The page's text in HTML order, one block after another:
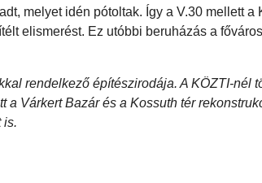
melyet idén pótoltak. Így a V.30 mellett a
elismerést. Ez utóbbi beruházás a főváros
rendelkező építészirodája. A KÖZTI-nél
Várkert Bazár és a Kossuth tér
is.